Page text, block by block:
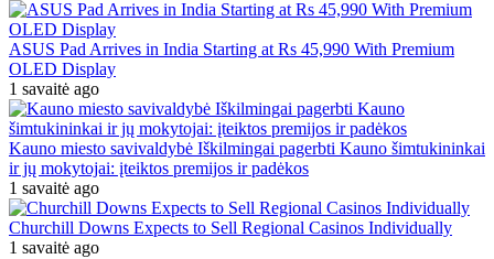
ASUS Pad Arrives in India Starting at Rs 45,990 With Premium
OLED Display
1 savaitė ago
Kauno miesto savivaldybė Iškilmingai pagerbti Kauno šimtukininkai
ir jų mokytojai: įteiktos premijos ir padėkos
1 savaitė ago
Churchill Downs Expects to Sell Regional Casinos Individually
1 savaitė ago